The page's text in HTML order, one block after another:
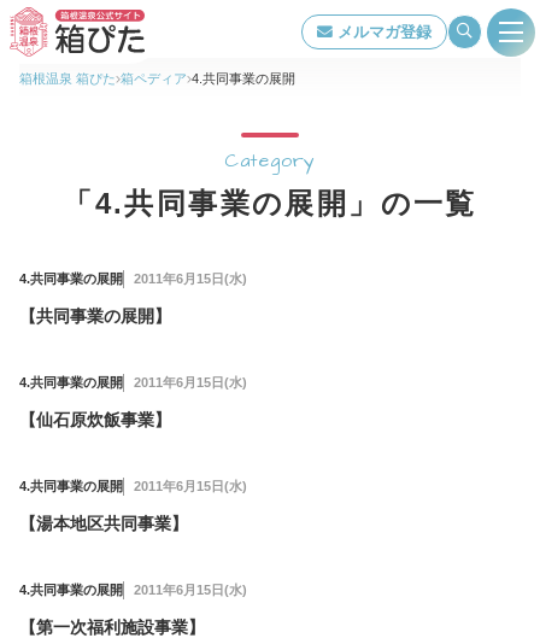
メルマガ登録
旅館・ホテル検索
箱根温泉について
特集ページ一覧
当組合について
箱根温泉 箱ぴた 箱ペディア 4.共同事業の展開
Category
「4.共同事業の展開」の一覧
4.共同事業の展開 2011年6月15日(水)
【共同事業の展開】
4.共同事業の展開 2011年6月15日(水)
【仙石原炊飯事業】
4.共同事業の展開 2011年6月15日(水)
【湯本地区共同事業】
4.共同事業の展開 2011年6月15日(水)
【第一次福利施設事業】